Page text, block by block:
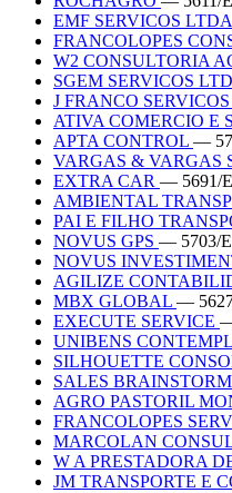
EMF SERVICOS LTDA
FRANCOLOPES
W2 CONSULTORIA
SGEM SERVICOS
J FRANCO
ATIVA COMERCIO E
APTA CONTROL —
VARGAS & VARGAS
EXTRA CAR — 5691/
AMBIENTAL
PAI E FILHO
NOVUS GPS — 5703/
NOVUS
AGILIZE
MBX GLOBAL —
EXECUTE SERVICE
UNIBENS
SILHOUETTE
SALES
AGRO PASTORIL
FRANCOLOPES
MARCOLAN
W A PRESTADORA
JM TRANSPORTE E